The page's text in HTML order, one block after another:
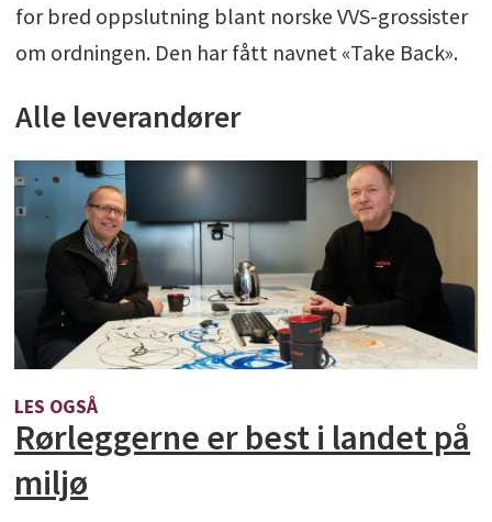
for bred oppslutning blant norske VVS-grossister
om ordningen. Den har fått navnet «Take Back».
Alle leverandører
LES OGSÅ
Rørleggerne er best i landet på
miljø